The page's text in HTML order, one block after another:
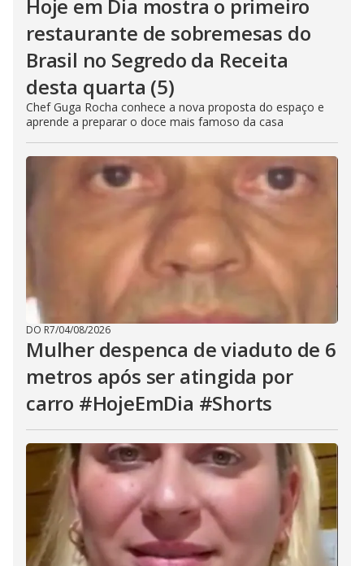
Hoje em Dia mostra o primeiro
restaurante de sobremesas do
Brasil no Segredo da Receita
desta quarta (5)
Chef Guga Rocha conhece a nova proposta do espaço e
aprende a preparar o doce mais famoso da casa
DO R7/04/08/2026
Mulher despenca de viaduto de 6
metros após ser atingida por
carro #HojeEmDia #Shorts